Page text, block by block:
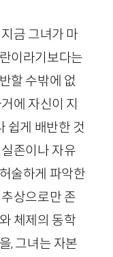
금 그녀가 마
이라기보다는
할 수밖에 없
에 자신이 지
쉽게 배반한 것
존이나 자유
술하게 파악한
상으로만 존
체제의 동학
, 그녀는 자본